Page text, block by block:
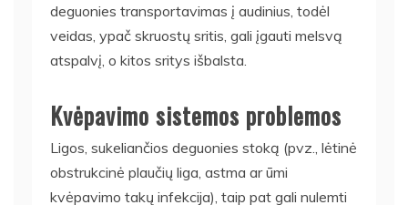
deguonies transportavimas į audinius, todėl
veidas, ypač skruostų sritis, gali įgauti melsvą
atspalvį, o kitos sritys išbalsta.
Kvėpavimo sistemos problemos
Ligos, sukeliančios deguonies stoką (pvz., lėtinė
obstrukcinė plaučių liga, astma ar ūmi
kvėpavimo takų infekcija), taip pat gali nulemti